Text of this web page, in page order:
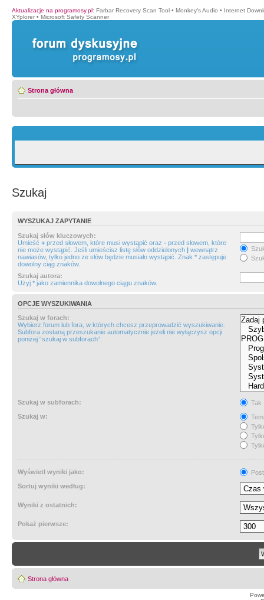
Aktualizacje na programosy.pl: Farbar Recovery Scan Tool • Monkey′s Audio • Internet
XYplorer • Microsoft Safety Scanner
Strona główna
Szukaj
WYSZUKAJ ZAPYTANIE
Szukaj słów kluczowych:
Umieść + przed słowem, które musi wystąpić oraz - przed słowem, które
nie może wystąpić. Jeśli umieścisz listę słów oddzielonych | wewnątrz
nawiasów, tylko jedno ze słów będzie musiało wystąpić. Znak * zastępuje
dowolny ciąg znaków.
Szukaj autora:
Użyj * jako zamiennika dowolnego ciągu znaków.
OPCJE WYSZUKIWANIA
Szukaj w forach:
Wybierz forum lub fora, w których chcesz przeprowadzić wyszukiwanie.
Subfora zostaną przeszukanie automatycznie jeżeli nie wyłączysz opcji
poniżej “szukaj w subforach“.
Szukaj w subforach:
Tak
Szukaj w:
Wyświetl wyniki jako:
Sortuj wyniki według:
Wyniki z ostatnich:
Pokaż pierwsze:
Strona główna